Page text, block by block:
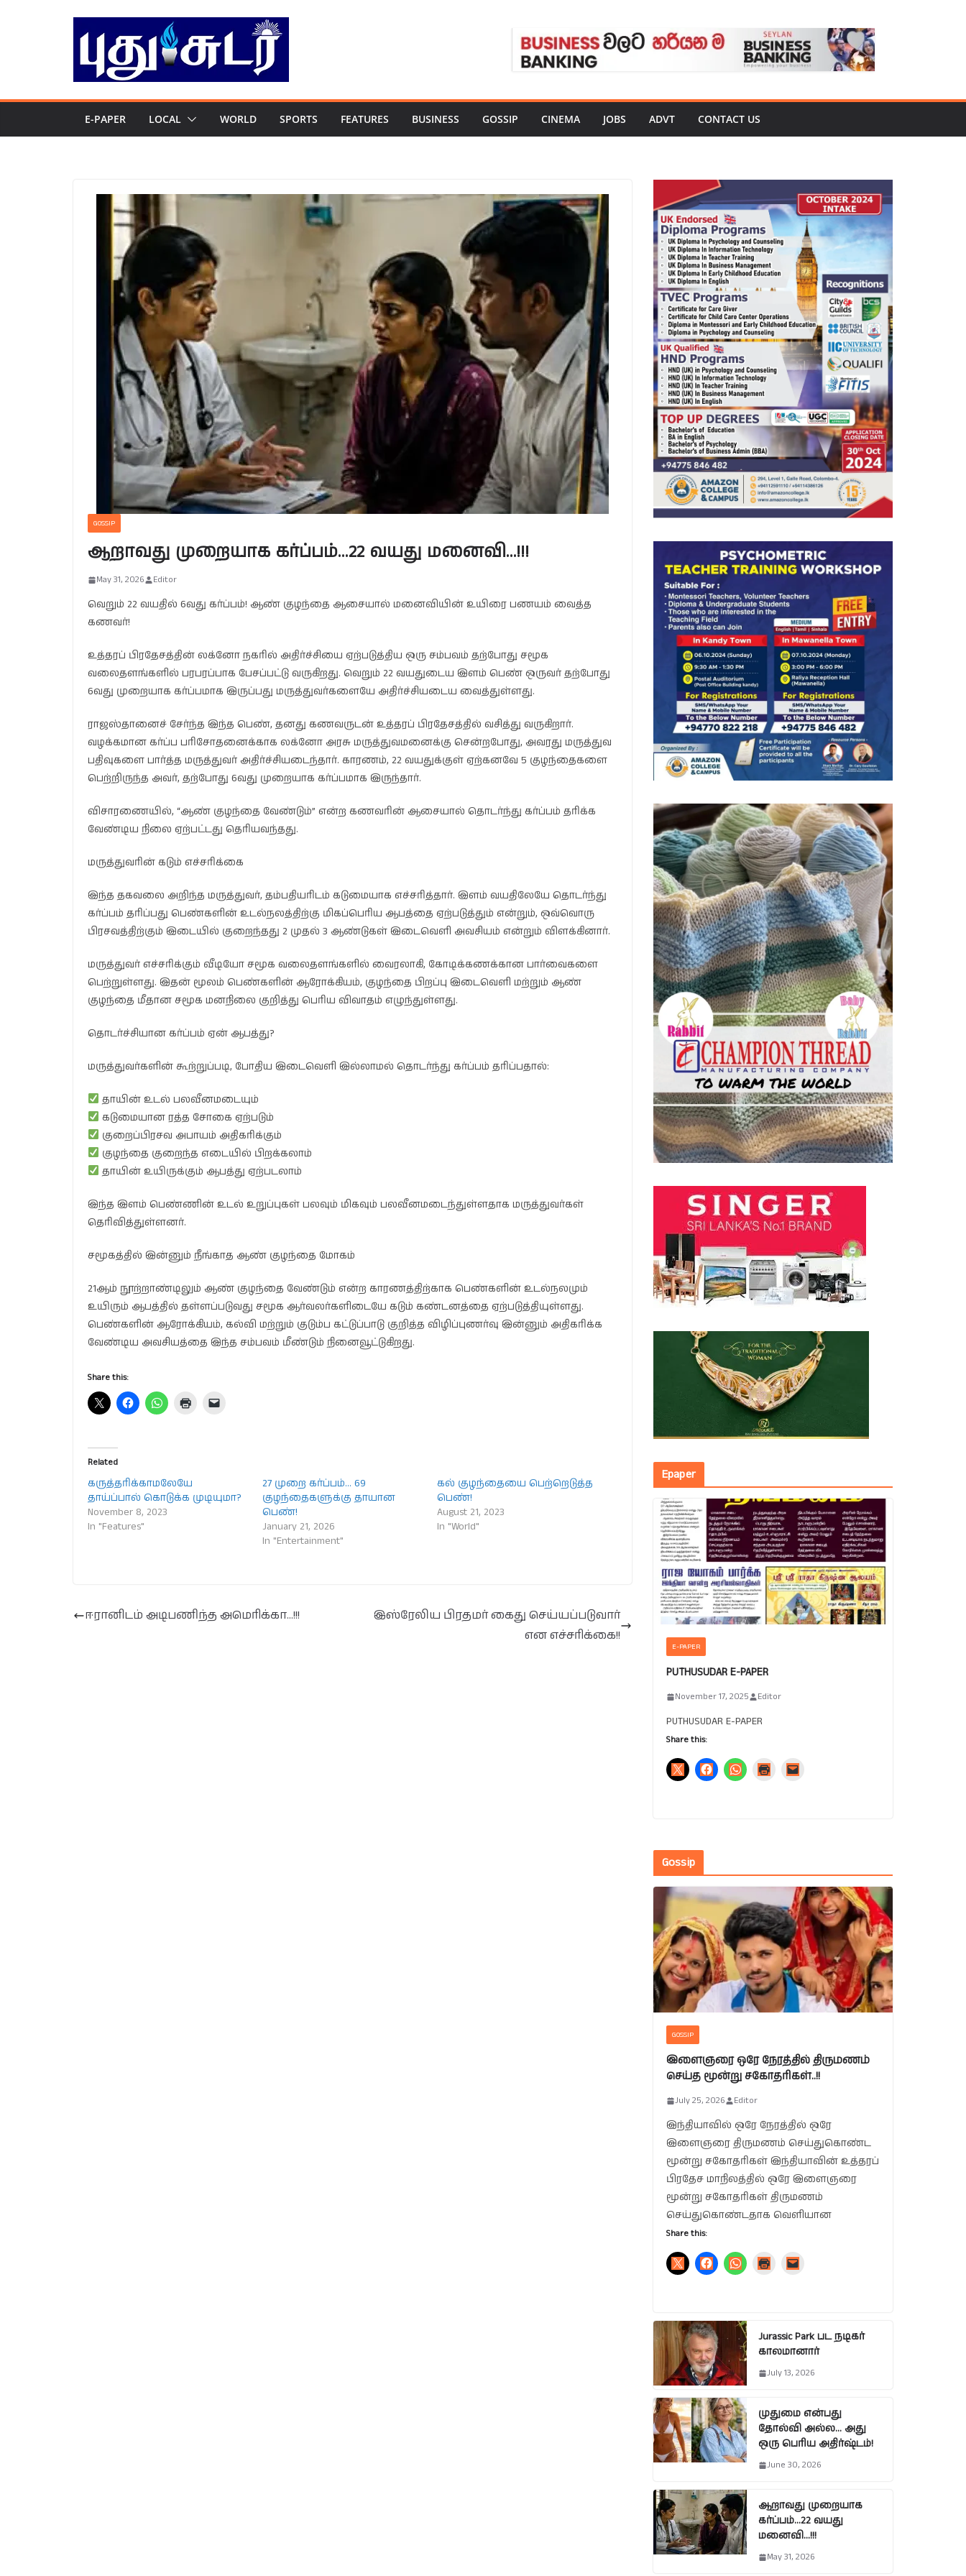
E-PAPER LOCAL WORLD SPORTS FEATURES BUSINESS GOSSIP CINEMA JOBS ADVT CONTACT US
GOSSIP
ஆறாவது முறையாக கர்ப்பம்…22 வயது மனைவி…!!!
May 31, 2026 Editor
வெறும் 22 வயதில் 6வது கர்ப்பம்! ஆண் குழந்தை ஆசையால் மனைவியின் உயிரை பணயம் வைத்த
கணவர்!
உத்தரப் பிரதேசத்தின் லக்னோ நகரில் அதிர்ச்சியை ஏற்படுத்திய ஒரு சம்பவம் தற்போது சமூக
வலைதளங்களில் பரபரப்பாக பேசப்பட்டு வருகிறது. வெறும் 22 வயதுடைய இளம் பெண் ஒருவர் தற்போது
6வது முறையாக கர்ப்பமாக இருப்பது மருத்துவர்களையே அதிர்ச்சியடைய வைத்துள்ளது.
ராஜஸ்தானைச் சேர்ந்த இந்த பெண், தனது கணவருடன் உத்தரப் பிரதேசத்தில் வசித்து வருகிறார்.
வழக்கமான கர்ப்ப பரிசோதனைக்காக லக்னோ அரசு மருத்துவமனைக்கு சென்றபோது, அவரது மருத்துவ
பதிவுகளை பார்த்த மருத்துவர் அதிர்ச்சியடைந்தார். காரணம், 22 வயதுக்குள் ஏற்கனவே 5 குழந்தைகளை
பெற்றிருந்த அவர், தற்போது 6வது முறையாக கர்ப்பமாக இருந்தார்.
விசாரணையில், “ஆண் குழந்தை வேண்டும்” என்ற கணவரின் ஆசையால் தொடர்ந்து கர்ப்பம் தரிக்க
வேண்டிய நிலை ஏற்பட்டது தெரியவந்தது.
மருத்துவரின் கடும் எச்சரிக்கை
இந்த தகவலை அறிந்த மருத்துவர், தம்பதியரிடம் கடுமையாக எச்சரித்தார். இளம் வயதிலேயே தொடர்ந்து
கர்ப்பம் தரிப்பது பெண்களின் உடல்நலத்திற்கு மிகப்பெரிய ஆபத்தை ஏற்படுத்தும் என்றும், ஒவ்வொரு
பிரசவத்திற்கும் இடையில் குறைந்தது 2 முதல் 3 ஆண்டுகள் இடைவெளி அவசியம் என்றும் விளக்கினார்.
மருத்துவர் எச்சரிக்கும் வீடியோ சமூக வலைதளங்களில் வைரலாகி, கோடிக்கணக்கான பார்வைகளை
பெற்றுள்ளது. இதன் மூலம் பெண்களின் ஆரோக்கியம், குழந்தை பிறப்பு இடைவெளி மற்றும் ஆண்
குழந்தை மீதான சமூக மனநிலை குறித்து பெரிய விவாதம் எழுந்துள்ளது.
தொடர்ச்சியான கர்ப்பம் ஏன் ஆபத்து?
மருத்துவர்களின் கூற்றுப்படி, போதிய இடைவெளி இல்லாமல் தொடர்ந்து கர்ப்பம் தரிப்பதால்:
தாயின் உடல் பலவீனமடையும்
கடுமையான ரத்த சோகை ஏற்படும்
குறைப்பிரசவ அபாயம் அதிகரிக்கும்
குழந்தை குறைந்த எடையில் பிறக்கலாம்
தாயின் உயிருக்கும் ஆபத்து ஏற்படலாம்
இந்த இளம் பெண்ணின் உடல் உறுப்புகள் பலவும் மிகவும் பலவீனமடைந்துள்ளதாக மருத்துவர்கள்
தெரிவித்துள்ளனர்.
சமூகத்தில் இன்னும் நீங்காத ஆண் குழந்தை மோகம்
21ஆம் நூற்றாண்டிலும் ஆண் குழந்தை வேண்டும் என்ற காரணத்திற்காக பெண்களின் உடல்நலமும்
உயிரும் ஆபத்தில் தள்ளப்படுவது சமூக ஆர்வலர்களிடையே கடும் கண்டனத்தை ஏற்படுத்தியுள்ளது.
பெண்களின் ஆரோக்கியம், கல்வி மற்றும் குடும்ப கட்டுப்பாடு குறித்த விழிப்புணர்வு இன்னும் அதிகரிக்க
வேண்டிய அவசியத்தை இந்த சம்பவம் மீண்டும் நினைவூட்டுகிறது.
Share this:
Related
கருத்தரிக்காமலேயே
தாய்ப்பால் கொடுக்க முடியுமா?
November 8, 2023
In "Features"
27 முறை கர்ப்பம்… 69
குழந்தைகளுக்கு தாயான
பெண்!
January 21, 2026
In "Entertainment"
கல் குழந்தையை பெற்றெடுத்த
பெண்!
August 21, 2023
In "World"
ஈரானிடம் அடிபணிந்த அமெரிக்கா…!!!
இஸ்ரேலிய பிரதமர் கைது செய்யப்படுவார்
என எச்சரிக்கை!!
Epaper
E-PAPER
PUTHUSUDAR E-PAPER
November 17, 2025 Editor
PUTHUSUDAR E-PAPER
Share this:
Gossip
GOSSIP
இளைஞரை ஒரே நேரத்தில் திருமணம்
செய்த மூன்று சகோதரிகள்..!!
July 25, 2026 Editor
இந்தியாவில் ஒரே நேரத்தில் ஒரே
இளைஞரை திருமணம் செய்துகொண்ட
மூன்று சகோதரிகள் இந்தியாவின் உத்தரப்
பிரதேச மாநிலத்தில் ஒரே இளைஞரை
மூன்று சகோதரிகள் திருமணம்
செய்துகொண்டதாக வெளியான
Share this:
Jurassic Park பட நடிகர்
காலமானார்
July 13, 2026
முதுமை என்பது
தோல்வி அல்ல… அது
ஒரு பெரிய அதிர்ஷ்டம்!
June 30, 2026
ஆறாவது முறையாக
கர்ப்பம்…22 வயது
மனைவி…!!!
May 31, 2026